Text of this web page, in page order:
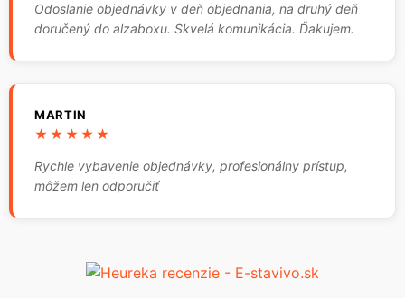
Odoslanie objednávky v deň objednania, na druhý deň
doručený do alzaboxu. Skvelá komunikácia. Ďakujem.
MARTIN
★★★★★
Rychle vybavenie objednávky, profesionálny prístup,
môžem len odporučiť